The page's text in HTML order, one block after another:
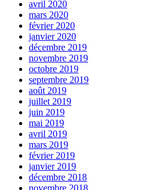
avril 2020
mars 2020
février 2020
janvier 2020
décembre 2019
novembre 2019
octobre 2019
septembre 2019
août 2019
juillet 2019
juin 2019
mai 2019
avril 2019
mars 2019
février 2019
janvier 2019
décembre 2018